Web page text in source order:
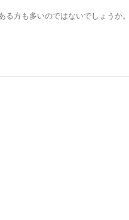
方も多いのではないでしょうか。
…
はカバーされない